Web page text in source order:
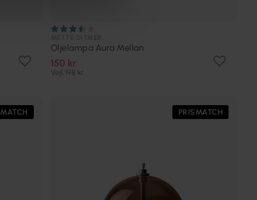
Oljelampa Aura Mellan
150 kr.
Vejl. 198 kr.
PRISMATCH